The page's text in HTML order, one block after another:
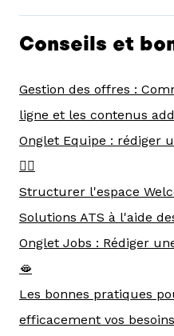
Conseils et
Gestion des offres :
ligne et les contenus
Onglet Equipe : rédiger
👯‍♂️
Structurer l'espace
Solutions ATS à l'aide
Onglet Jobs : Rédiger
🫦
Les bonnes pratiques
efficacement vos